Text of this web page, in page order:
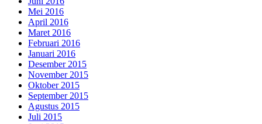
Mei 2016
April 2016
Maret 2016
Februari 2016
Januari 2016
Desember 2015
November 2015
Oktober 2015
September 2015
Agustus 2015
Juli 2015